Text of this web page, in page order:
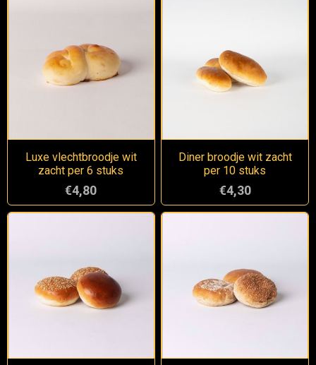
Luxe vlechtbroodje wit
zacht per 6 stuks
€4,80
Diner broodje wit zacht
per 10 stuks
€4,30